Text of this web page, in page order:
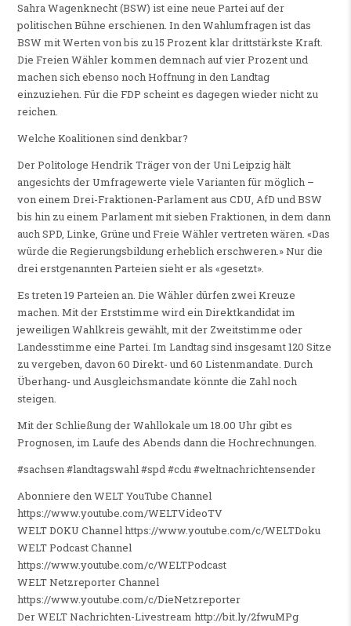
Sahra Wagenknecht (BSW) ist eine neue Partei auf der
politischen Bühne erschienen. In den Wahlumfragen ist das
BSW mit Werten von bis zu 15 Prozent klar drittstärkste Kraft.
Die Freien Wähler kommen demnach auf vier Prozent und
machen sich ebenso noch Hoffnung in den Landtag
einzuziehen. Für die FDP scheint es dagegen wieder nicht zu
reichen.
Welche Koalitionen sind denkbar?
Der Politologe Hendrik Träger von der Uni Leipzig hält
angesichts der Umfragewerte viele Varianten für möglich –
von einem Drei-Fraktionen-Parlament aus CDU, AfD und BSW
bis hin zu einem Parlament mit sieben Fraktionen, in dem dann
auch SPD, Linke, Grüne und Freie Wähler vertreten wären. «Das
würde die Regierungsbildung erheblich erschweren.» Nur die
drei erstgenannten Parteien sieht er als «gesetzt».
Es treten 19 Parteien an. Die Wähler dürfen zwei Kreuze
machen. Mit der Erststimme wird ein Direktkandidat im
jeweiligen Wahlkreis gewählt, mit der Zweitstimme oder
Landesstimme eine Partei. Im Landtag sind insgesamt 120 Sitze
zu vergeben, davon 60 Direkt- und 60 Listenmandate. Durch
Überhang- und Ausgleichsmandate könnte die Zahl noch
steigen.
Mit der Schließung der Wahllokale um 18.00 Uhr gibt es
Prognosen, im Laufe des Abends dann die Hochrechnungen.
#sachsen #landtagswahl #spd #cdu #weltnachrichtensender
Abonniere den WELT YouTube Channel
https://www.youtube.com/WELTVideoTV
WELT DOKU Channel https://www.youtube.com/c/WELTDoku
WELT Podcast Channel
https://www.youtube.com/c/WELTPodcast
WELT Netzreporter Channel
https://www.youtube.com/c/DieNetzreporter
Der WELT Nachrichten-Livestream http://bit.ly/2fwuMPg